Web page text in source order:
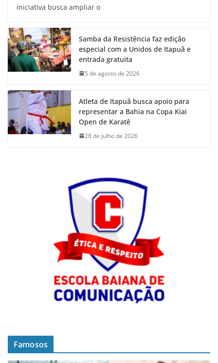
iniciativa busca ampliar o
Samba da Resistência faz edição
especial com a Unidos de Itapuã e
entrada gratuita
5 de agosto de 2026
Atleta de Itapuã busca apoio para
representar a Bahia na Copa Kiai
Open de Karatê
28 de julho de 2026
Famosos